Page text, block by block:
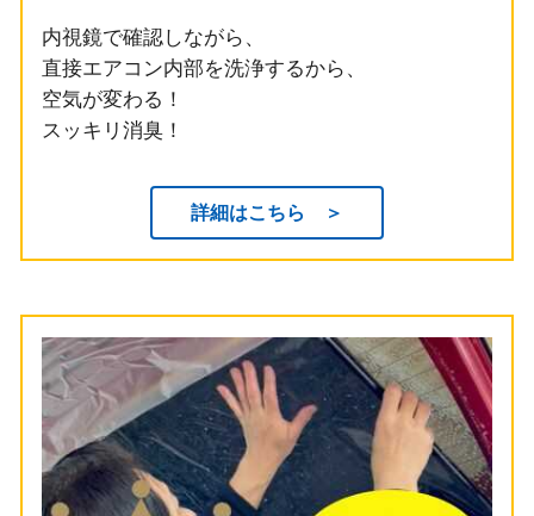
内視鏡で確認しながら、
直接エアコン内部を洗浄するから、
空気が変わる！
スッキリ消臭！
詳細はこちら ＞